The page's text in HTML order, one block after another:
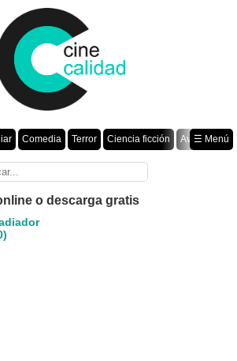
Comedia Terror Ciencia ficción
Aventura
Drama Animación Crimen
☰ Menú
o descarga gratis